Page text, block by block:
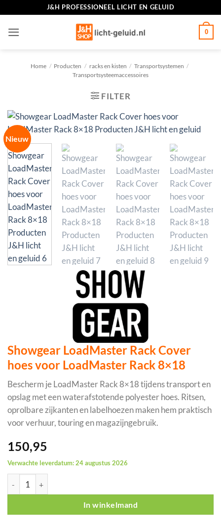
inhoud
J&H PROFESSIONEEL LICHT EN GELUID
0
Home / Producten / racks en kisten / Transportsystemen /
Transportsysteemaccessoires
FILTER
Nieuw
Showgear LoadMaster Rack Cover
hoes voor LoadMaster Rack 8×18
Bescherm je LoadMaster Rack 8×18 tijdens transport en
opslag met een waterafstotende polyester hoes. Ritsen,
oprolbare zijkanten en labelhoezen maken hem praktisch
voor verhuur, touring en magazijngebruik.
150,95
Verwachte leverdatum: 24 augustus 2026
Showgear LoadMaster Rack Cover hoes voor LoadMaster
In winkelmand